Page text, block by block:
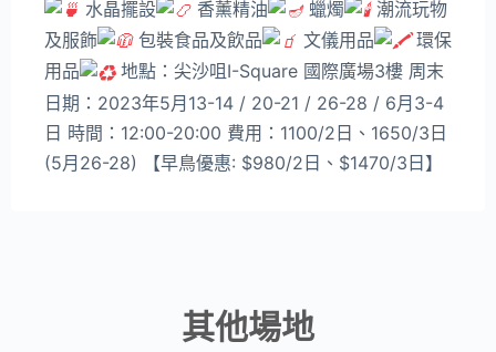
水晶擺設 香薰精油 蠟燭
潮流玩物
及服飾
包裝食品及飲品 文儀用品
環保
用品
地點：尖沙咀I-Square 國際廣場3樓 周末
日期：2023年5月13-14 / 20-21 / 26-28 / 6月3-4
日 時間：12:00-20:00 費用：1100/2日、1650/3日
(5月26-28) 【早鳥優惠: $980/2日、$1470/3日】
其他場地